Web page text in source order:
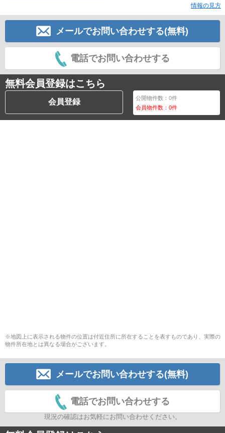
情報の見方
メールでお問い合わせする(無料)
電話でお問い合わせする
無料会員登録はこちら
会員登録 公開物件数：0件
会員物件数：0件
※地図上に表示される物件の位置は付近住所に所在することを表すものであり、実際の
物件所在地とは異なる場合がございます。
メールでお問い合わせする(無料)
電話でお問い合わせする
現況の確認はお気軽にお問い合わせください。